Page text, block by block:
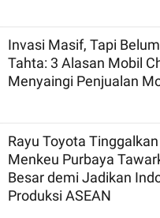
Invasi Masif, Tapi
Tahta: 3 Alasan Mobil
Menyaingi Penjualan
Rayu Toyota
Menkeu Purbaya
Besar demi Jadikan
Produksi ASEAN